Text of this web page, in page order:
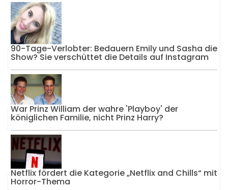
90-Tage-Verlobter: Bedauern Emily und Sasha die
Show? Sie verschüttet die Details auf Instagram
War Prinz William der wahre 'Playboy' der
königlichen Familie, nicht Prinz Harry?
Netflix fördert die Kategorie „Netflix and Chills“ mit
Horror-Thema